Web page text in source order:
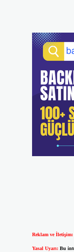
Reklam ve İletişim:
Yasal Uyarı: Bu